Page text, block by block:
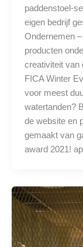
paddenstoel-
eigen bedrijf
Ondernemen
producten
creativiteit van
FICA Winter
voor meest
watertanden?
de website en
gemaakt van
award 2021!